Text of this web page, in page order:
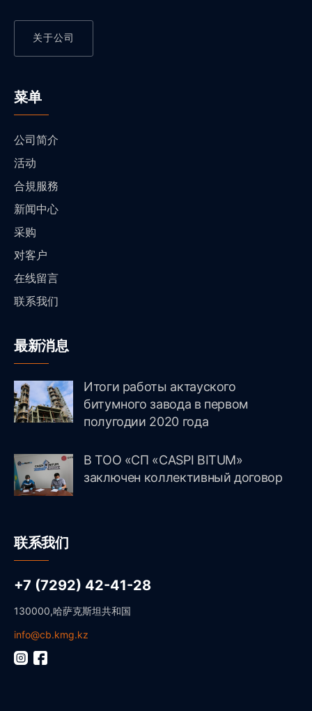
关于公司
菜单
公司简介
活动
合規服務
新闻中心
采购
对客户
在线留言
联系我们
最新消息
Итоги работы актауского
битумного завода в первом
полугодии 2020 года
В ТОО «СП «CASPI BITUM»
заключен коллективный договор
联系我们
+7 (7292) 42-41-28
130000,哈萨克斯坦共和国
info@cb.kmg.kz